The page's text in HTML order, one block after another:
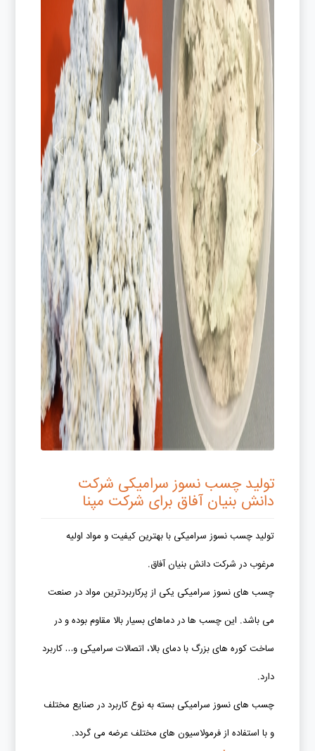
Previous Next
تولید چسب نسوز سرامیکی شرکت
دانش بنیان آفاق برای شرکت مپنا
تولید چسب نسوز سرامیکی با بهترین کیفیت و مواد اولیه
مرغوب در شرکت دانش بنیان آفاق.
چسب های نسوز سرامیکی یکی از پرکاربردترین مواد در صنعت
می باشد. این چسب ها در دماهای بسیار بالا مقاوم بوده و در
ساخت کوره های بزرگ با دمای بالا، اتصالات سرامیکی و… کاربرد
دارد.
چسب های نسوز سرامیکی بسته به نوع کاربرد در صنایع مختلف
و با استفاده از فرمولاسیون های مختلف عرضه می گردد.